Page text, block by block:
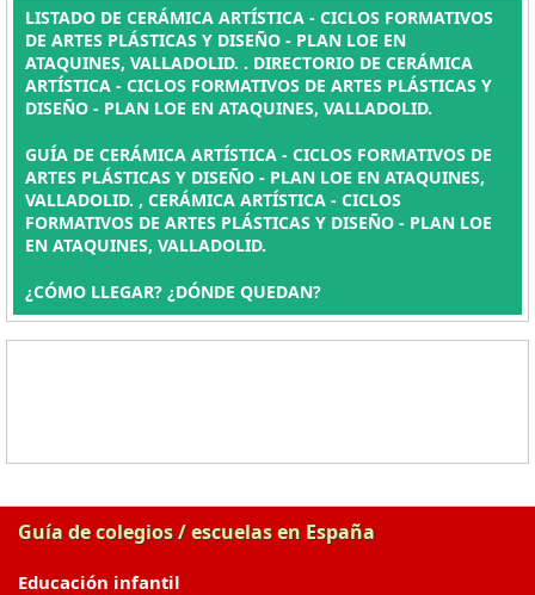
LISTADO DE CERÁMICA ARTÍSTICA - CICLOS FORMATIVOS
DE ARTES PLÁSTICAS Y DISEÑO - PLAN LOE EN
ATAQUINES, VALLADOLID. . DIRECTORIO DE CERÁMICA
ARTÍSTICA - CICLOS FORMATIVOS DE ARTES PLÁSTICAS Y
DISEÑO - PLAN LOE EN ATAQUINES, VALLADOLID.
GUÍA DE CERÁMICA ARTÍSTICA - CICLOS FORMATIVOS DE
ARTES PLÁSTICAS Y DISEÑO - PLAN LOE EN ATAQUINES,
VALLADOLID. , CERÁMICA ARTÍSTICA - CICLOS
FORMATIVOS DE ARTES PLÁSTICAS Y DISEÑO - PLAN LOE
EN ATAQUINES, VALLADOLID.
¿CÓMO LLEGAR? ¿DÓNDE QUEDAN?
Guía de colegios / escuelas en España
Educación infantil